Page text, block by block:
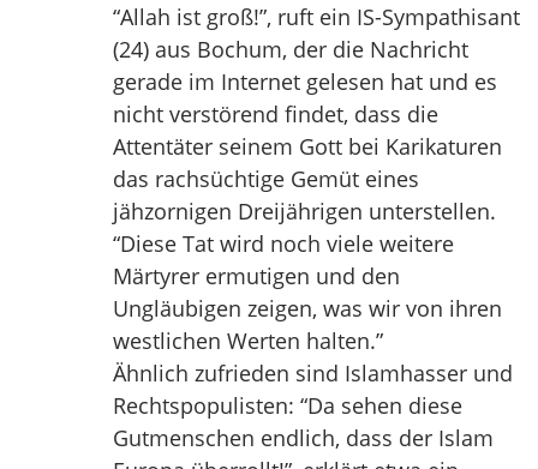
“Allah ist groß!”, ruft ein IS-Sympathisant
(24) aus Bochum, der die Nachricht
gerade im Internet gelesen hat und es
nicht verstörend findet, dass die
Attentäter seinem Gott bei Karikaturen
das rachsüchtige Gemüt eines
jähzornigen Dreijährigen unterstellen.
“Diese Tat wird noch viele weitere
Märtyrer ermutigen und den
Ungläubigen zeigen, was wir von ihren
westlichen Werten halten.”
Ähnlich zufrieden sind Islamhasser und
Rechtspopulisten: “Da sehen diese
Gutmenschen endlich, dass der Islam